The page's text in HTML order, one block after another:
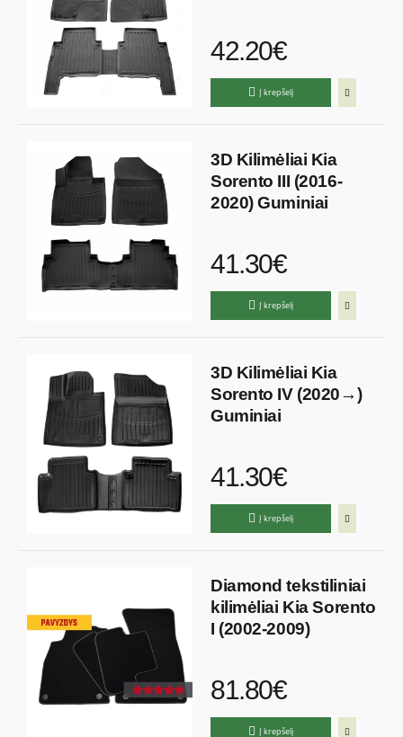
42.20€
Į krepšelį
3D Kilimėliai Kia
Sorento III (2016-
2020) Guminiai
41.30€
Į krepšelį
3D Kilimėliai Kia
Sorento IV (2020→)
Guminiai
41.30€
Į krepšelį
Diamond tekstiliniai
kilimėliai Kia Sorento
I (2002-2009)
81.80€
Į krepšelį